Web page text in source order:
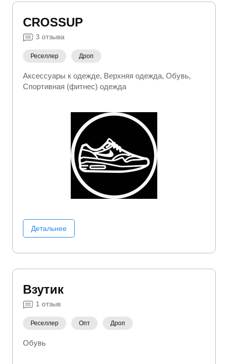
CROSSUP
3 отзыва
Реселлер Дроп
Аксессуары к одежде Верхняя одежда Обувь
Спортивная (фитнес) одежда
Детальнее
Взутик
1 отзыв
Реселлер Опт Дроп
Обувь